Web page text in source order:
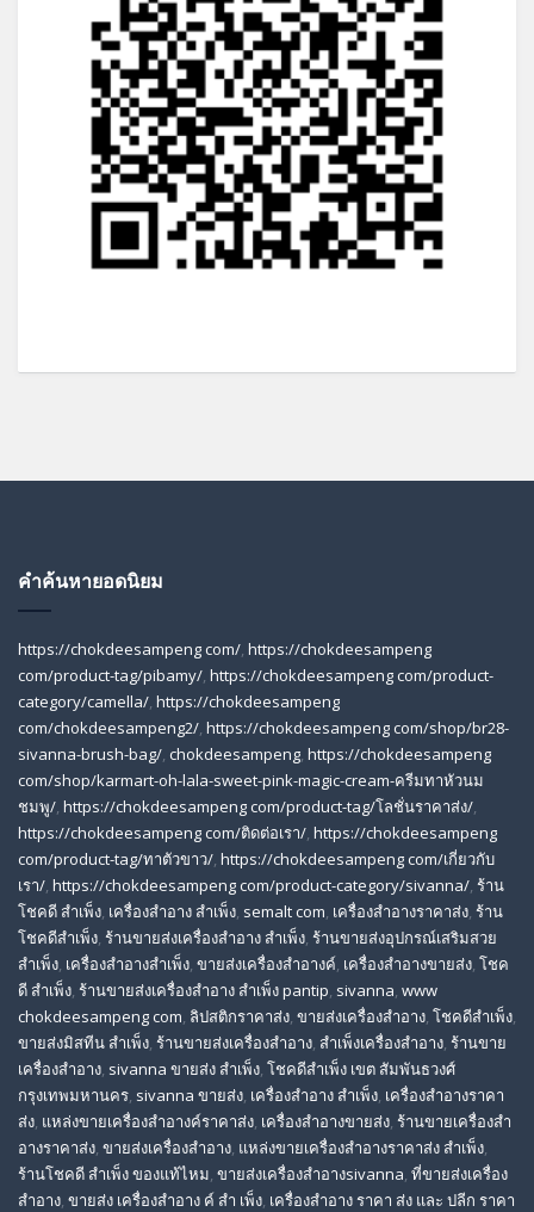
คำค้นหายอดนิยม
https://chokdeesampeng com/, https://chokdeesampeng
com/product-tag/pibamy/, https://chokdeesampeng com/product-
category/camella/, https://chokdeesampeng
com/chokdeesampeng2/, https://chokdeesampeng com/shop/br28-
sivanna-brush-bag/, chokdeesampeng, https://chokdeesampeng
com/shop/karmart-oh-lala-sweet-pink-magic-cream-ครีมทาหัวนม
ชมพู/, https://chokdeesampeng com/product-tag/โลชั่นราคาส่ง/,
https://chokdeesampeng com/ติดต่อเรา/, https://chokdeesampeng
com/product-tag/ทาตัวขาว/, https://chokdeesampeng com/เกี่ยวกับ
เรา/, https://chokdeesampeng com/product-category/sivanna/, ร้าน
โชคดี สําเพ็ง, เครื่องสำอาง สำเพ็ง, semalt com, เครื่องสำอางราคาส่ง, ร้าน
โชคดีสำเพ็ง, ร้านขายส่งเครื่องสําอาง สําเพ็ง, ร้านขายส่งอุปกรณ์เสริมสวย
สําเพ็ง, เครื่องสำอางสำเพ็ง, ขายส่งเครื่องสำอางค์, เครื่องสำอางขายส่ง, โชค
ดี สําเพ็ง, ร้านขายส่งเครื่องสําอาง สําเพ็ง pantip, sivanna, www
chokdeesampeng com, ลิปสติกราคาส่ง, ขายส่งเครื่องสำอาง, โชคดีสำเพ็ง,
ขายส่งมิสทีน สําเพ็ง, ร้านขายส่งเครื่องสำอาง, สําเพ็งเครื่องสําอาง, ร้านขาย
เครื่องสำอาง, sivanna ขายส่ง สําเพ็ง, โชคดีสำเพ็ง เขต สัมพันธวงศ์
กรุงเทพมหานคร, sivanna ขายส่ง, เครื่องสําอาง สําเพ็ง, เครื่องสําอางราคา
ส่ง, แหล่งขายเครื่องสําอางค์ราคาส่ง, เครื่องสําอางขายส่ง, ร้านขายเครื่องสํา
อางราคาส่ง, ขายส่งเครื่องสําอาง, แหล่งขายเครื่องสําอางราคาส่ง สําเพ็ง,
ร้านโชคดี สําเพ็ง ของแท้ไหม, ขายส่งเครื่องสําอางsivanna, ที่ขายส่งเครื่อง
สําอาง, ขายส่ง เครื่องสำอาง ค์ สำ เพ็ง, เครื่องสำอาง ราคา ส่ง และ ปลีก ราคา